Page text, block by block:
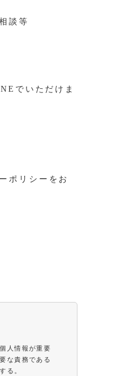
談等
でいただけま
ポリシーをお
人情報が重要
な責務である
る。